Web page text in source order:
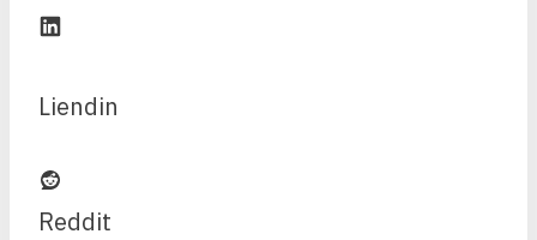
Liendin
Reddit